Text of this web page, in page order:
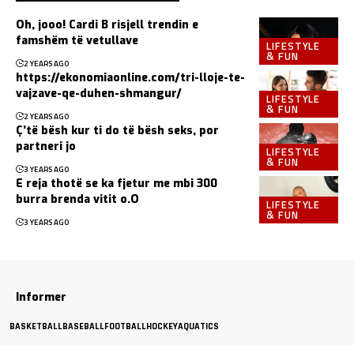
LIFESTYLE
& FUN
Oh, jooo! Cardi B risjell trendin e
famshëm të vetullave
2 YEARS AGO
LIFESTYLE
& FUN
https://ekonomiaonline.com/tri-lloje-te-
vajzave-qe-duhen-shmangur/
2 YEARS AGO
LIFESTYLE
& FUN
Ç’të bësh kur ti do të bësh seks, por
partneri jo
3 YEARS AGO
LIFESTYLE
& FUN
E reja thotë se ka fjetur me mbi 300
burra brenda vitit o.O
3 YEARS AGO
Informer
BASKETBALLBASEBALLFOOTBALLHOCKEYAQUATICS